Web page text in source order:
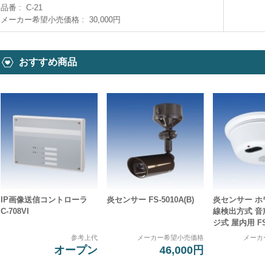
品番
C-21
メーカー希望小売価格
30,000円
おすすめ商品
IP画像送信コントローラ
C-708VI
参考上代
オープン
炎センサー FS-5010A(B)
メーカー希望小売価格
46,000円
炎センサー ホ
線検出方式 音
ジ式 屋内用
メー